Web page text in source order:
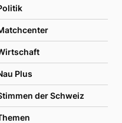
Plus
der Schweiz